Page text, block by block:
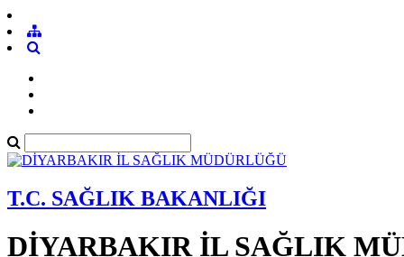
T.C. SAĞLIK BAKANLIĞI
DİYARBAKIR İL SAĞLIK